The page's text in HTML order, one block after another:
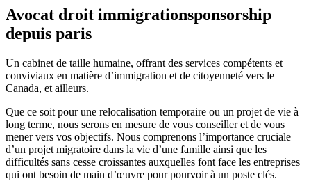
Avocat droit immigrationsponsorship
depuis paris
Un cabinet de taille humaine, offrant des services compétents et
conviviaux en matière d’immigration et de citoyenneté vers le
Canada, et ailleurs.
Que ce soit pour une relocalisation temporaire ou un projet de vie à
long terme, nous serons en mesure de vous conseiller et de vous
mener vers vos objectifs. Nous comprenons l’importance cruciale
d’un projet migratoire dans la vie d’une famille ainsi que les
difficultés sans cesse croissantes auxquelles font face les entreprises
qui ont besoin de main d’œuvre pour pourvoir à un poste clés.